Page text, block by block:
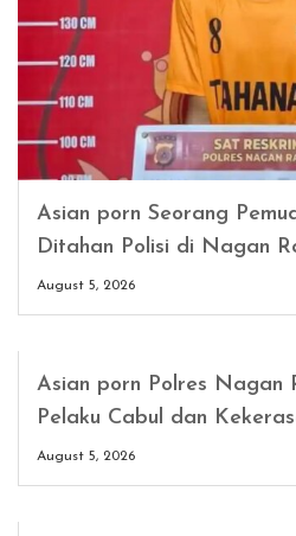
Asian porn Seorang
Ditahan Polisi di Nagan
August 5, 2026
Asian porn Polres Nagan
Pelaku Cabul dan
August 5, 2026